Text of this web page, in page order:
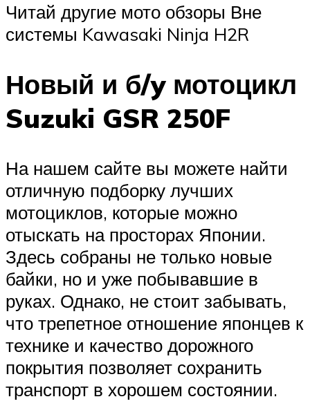
Читай другие мото обзоры Вне
системы Kawasaki Ninja H2R
Новый и б/y мотоцикл
Suzuki GSR 250F
На нашем сайте вы можете найти
отличную подборку лучших
мотоциклов, которые можно
отыскать на просторах Японии.
Здесь собраны не только новые
байки, но и уже побывавшие в
руках. Однако, не стоит забывать,
что трепетное отношение японцев к
технике и качество дорожного
покрытия позволяет сохранить
транспорт в хорошем состоянии.